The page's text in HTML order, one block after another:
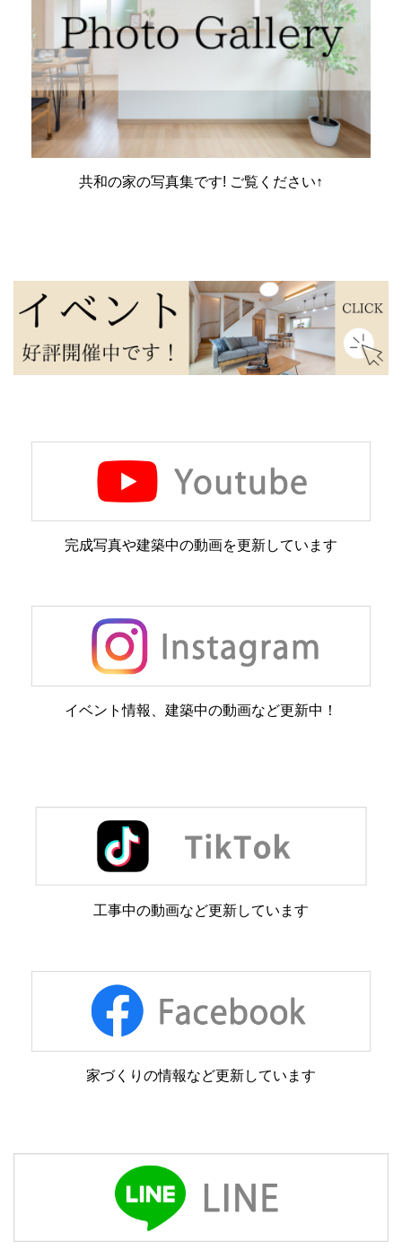
共和の家の写真集です! ご覧ください↑
完成写真や建築中の動画を更新しています
イベント情報、建築中の動画など更新中！
工事中の動画など更新しています
家づくりの情報など更新しています